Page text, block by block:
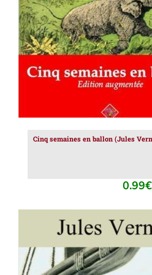
Cinq semaines en ballon (Jules
0.99€